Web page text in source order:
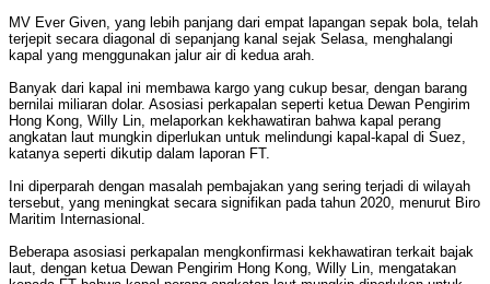
MV Ever Given, yang lebih panjang dari empat lapangan sepak bola, telah
terjepit secara diagonal di sepanjang kanal sejak Selasa, menghalangi
kapal yang menggunakan jalur air di kedua arah.
Banyak dari kapal ini membawa kargo yang cukup besar, dengan barang
bernilai miliaran dolar. Asosiasi perkapalan seperti ketua Dewan Pengirim
Hong Kong, Willy Lin, melaporkan kekhawatiran bahwa kapal perang
angkatan laut mungkin diperlukan untuk melindungi kapal-kapal di Suez,
katanya seperti dikutip dalam laporan FT.
Ini diperparah dengan masalah pembajakan yang sering terjadi di wilayah
tersebut, yang meningkat secara signifikan pada tahun 2020, menurut Biro
Maritim Internasional.
Beberapa asosiasi perkapalan mengkonfirmasi kekhawatiran terkait bajak
laut, dengan ketua Dewan Pengirim Hong Kong, Willy Lin, mengatakan